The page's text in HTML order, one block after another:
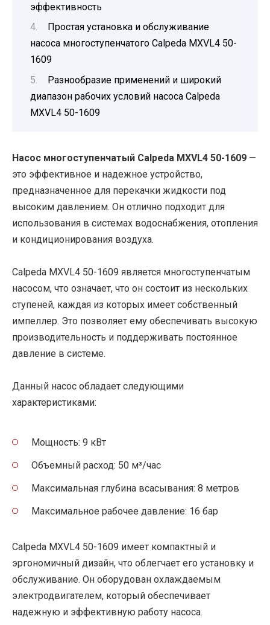
эффективность
Простая установка и обслуживание
насоса многоступенчатого Calpeda MXVL4 50-
1609
Разнообразие применений и широкий
диапазон рабочих условий насоса Calpeda
MXVL4 50-1609
Насос многоступенчатый Calpeda MXVL4 50-1609 —
это эффективное и надежное устройство,
предназначенное для перекачки жидкости под
высоким давлением. Он отлично подходит для
использования в системах водоснабжения, отопления
и кондиционирования воздуха.
Calpeda MXVL4 50-1609 является многоступенчатым
насосом, что означает, что он состоит из нескольких
ступеней, каждая из которых имеет собственный
импеллер. Это позволяет ему обеспечивать высокую
производительность и поддерживать постоянное
давление в системе.
Данный насос обладает следующими
характеристиками:
Мощность: 9 кВт
Объемный расход: 50 м³/час
Максимальная глубина всасывания: 8 метров
Максимальное рабочее давление: 16 бар
Calpeda MXVL4 50-1609 имеет компактный и
эргономичный дизайн, что облегчает его установку и
обслуживание. Он оборудован охлаждаемым
электродвигателем, который обеспечивает
надежную и эффективную работу насоса.